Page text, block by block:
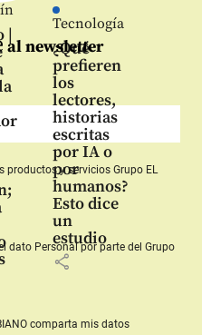
|
Tecnología
¿Qué
prefieren
los
lectores,
historias
escritas
por IA o
por
humanos?
Esto dice
un
estudio
share
al newsletter
productos y serviciosGrupo EL
dato Personalpor parte del Grupo
comparta mis datos